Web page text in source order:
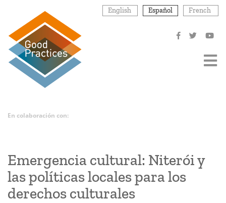
contenido
principal
English Español French
En colaboración con:
Emergencia cultural: Niterói y
las políticas locales para los
derechos culturales